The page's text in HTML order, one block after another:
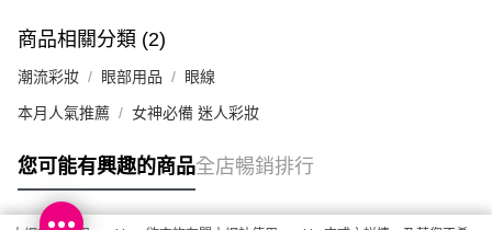
商品相關分類 (2)
潮流彩妝 眼部用品 眼線
本月人氣推薦 女神必備 迷人彩妝
您可能有興趣的商品全店暢銷排行